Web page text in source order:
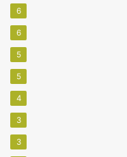
6
6
5
5
4
3
3